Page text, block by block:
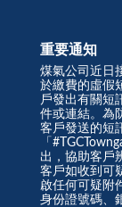
重要通知
煤氣公司近日
於繳費的虛假
戶發出有關短
件或連結。為
客戶發送的短
「
出，協助客戶
客戶如收到可
啟任何可疑附
身份證號碼、